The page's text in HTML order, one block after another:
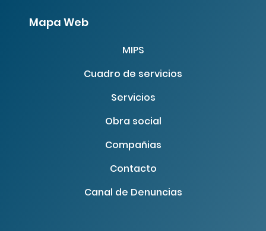
Mapa Web
MIPS
Cuadro de servicios
Servicios
Obra social
Compañias
Contacto
Canal de Denuncias